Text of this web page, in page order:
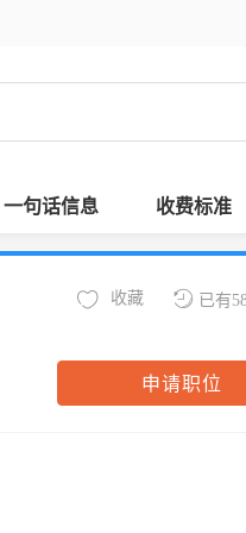
一句话信息 收费标准
已有
收藏
申请职位